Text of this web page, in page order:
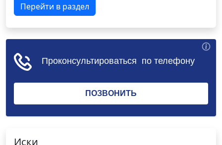
Перейти в раздел
Иски